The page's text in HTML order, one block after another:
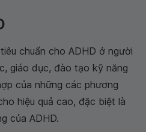
chuẩn cho ADHD ở người
giáo dục, đào tạo kỹ năng
của những các phương
hiệu quả cao, đặc biệt là
của ADHD.